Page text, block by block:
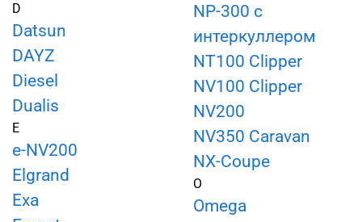
D
Datsun
DAYZ
Diesel
Dualis
E
e-NV200
Elgrand
Exa
NP-300 с
интеркуллером
NT100 Clipper
NV100 Clipper
NV200
NV350 Caravan
NX-Coupe
O
Omega